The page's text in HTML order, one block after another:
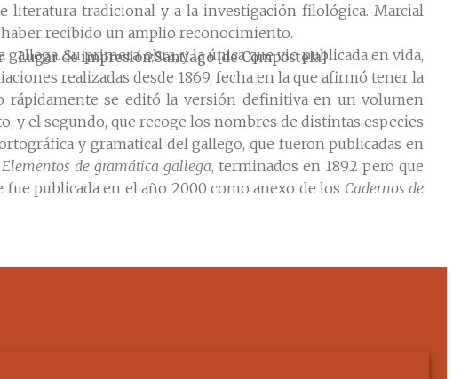
literatura tradicional y a la investigación filológica. Marcial
haber recibido un amplio reconocimiento.
Su primera obra, y la única que vio publicada en vida,
realizadas desde 1869, fecha en la que afirmó tener la
rápidamente se editó la versión definitiva en un volumen
y el segundo, que recoge los nombres de distintas especies
y gramatical del gallego, que fueron publicadas en
Elementos de gramática gallega, terminados en 1892 pero que
publicada en el año 2000 como anexo de los Cadernos de
Lugar de impresión Santiago [de Compostela]